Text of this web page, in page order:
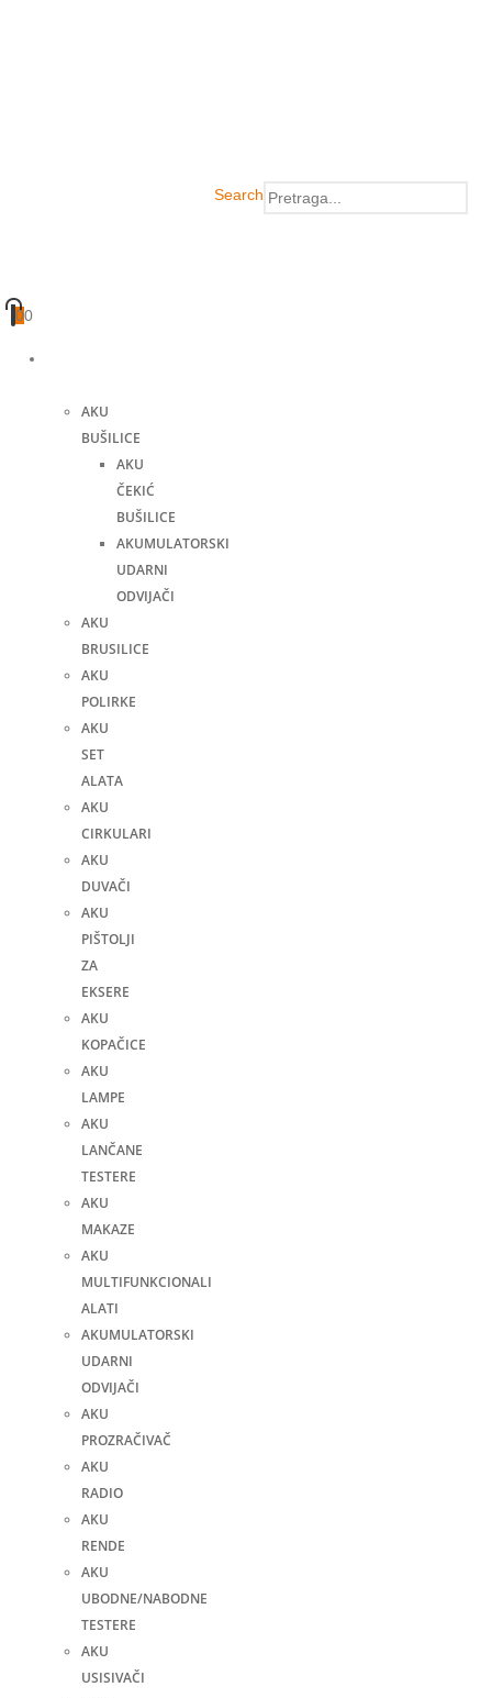
Search
00
AKU
BUŠILICE
AKU
ČEKIĆ
BUŠILICE
AKUMULATORSKI
UDARNI
ODVIJAČI
AKU
BRUSILICE
AKU
POLIRKE
AKU
SET
ALATA
AKU
CIRKULARI
AKU
DUVAČI
AKU
PIŠTOLJI
ZA
EKSERE
AKU
KOPAČICE
AKU
LAMPE
AKU
LANČANE
TESTERE
AKU
MAKAZE
AKU
MULTIFUNKCIONALI
ALATI
AKUMULATORSKI
UDARNI
ODVIJAČI
AKU
PROZRAČIVAČ
AKU
RADIO
AKU
RENDE
AKU
UBODNE/NABODNE
TESTERE
AKU
USISIVAČI